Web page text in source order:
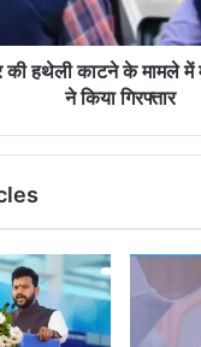
हथेली काटने के मामले में
ने किया गिरफ्तार